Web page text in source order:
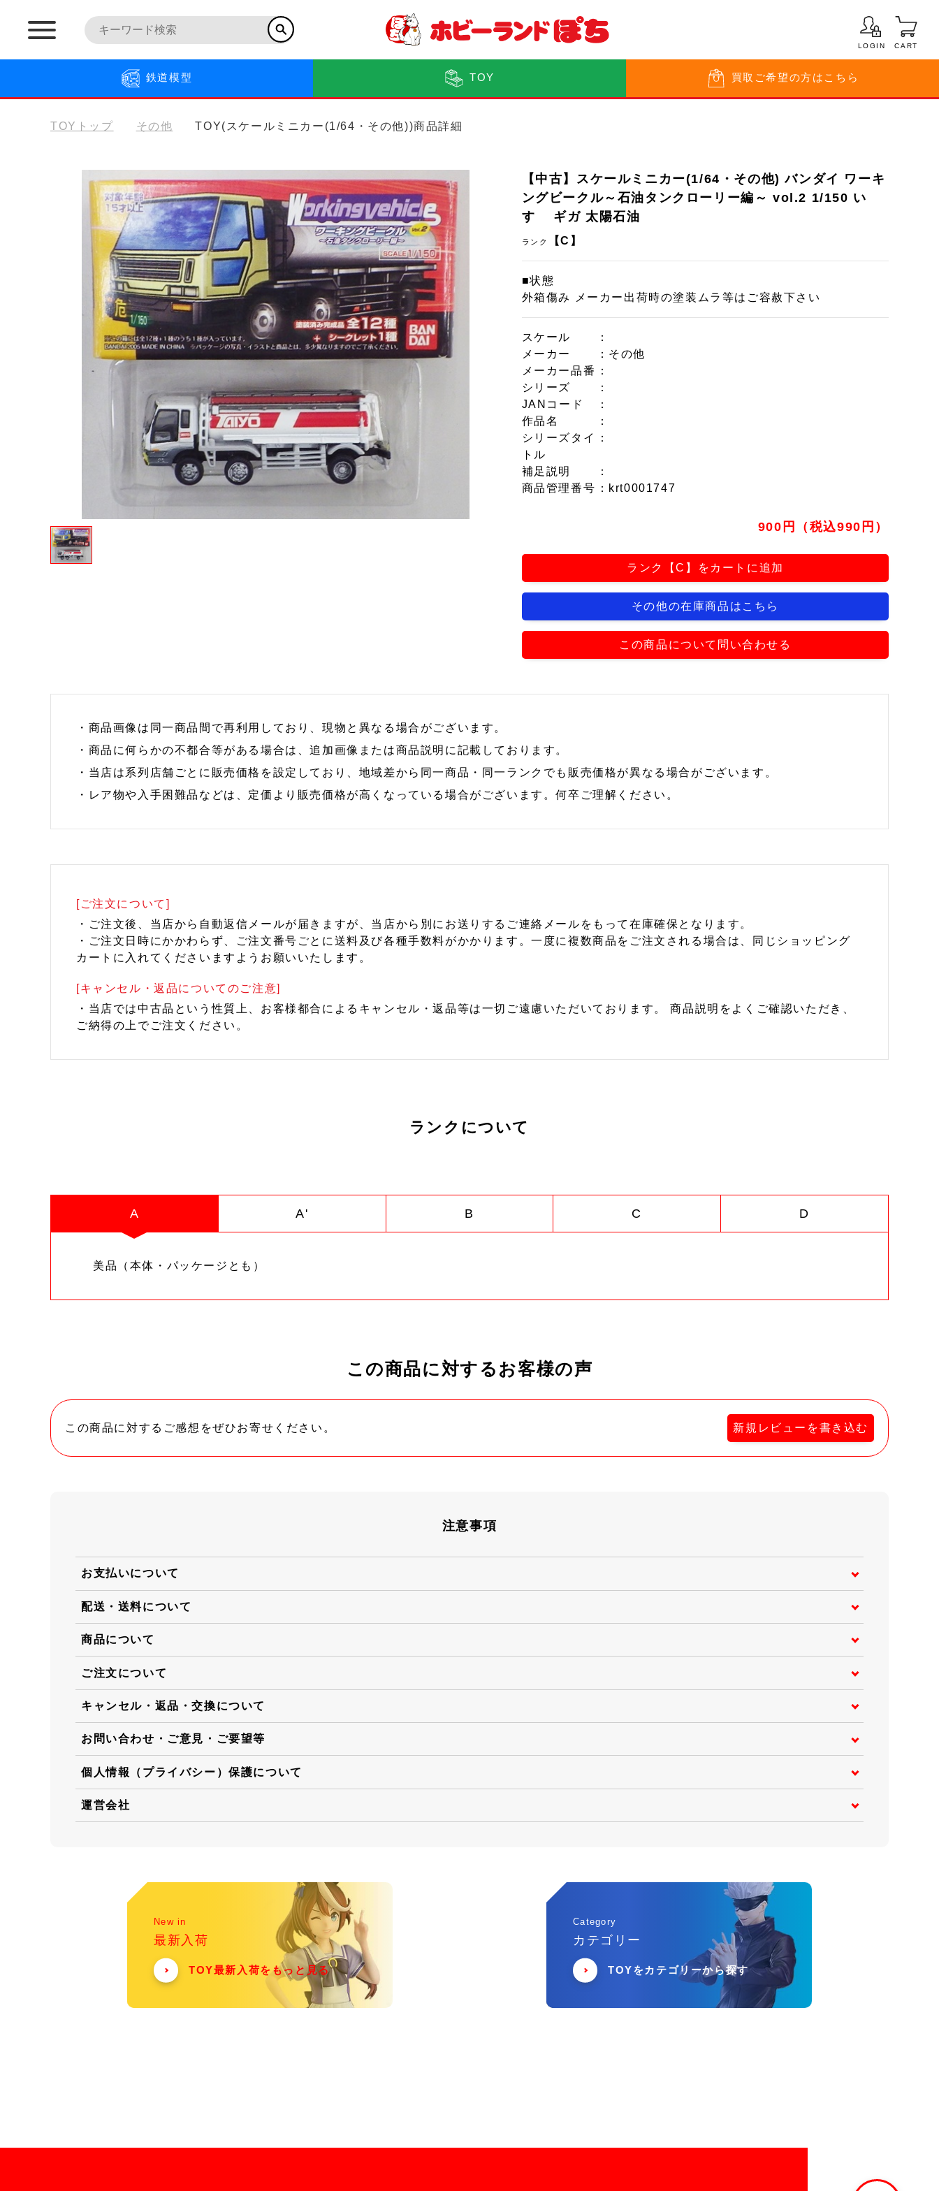
LOGIN CART
鉄道模型 TOY 買取 ご希望の方はこちら
TOYトップ その他 TOY(スケールミニカー(1/64・その他))商品詳細
【中古】スケールミニカー(1/64・その他) バンダイ ワーキ
ングビークル～石油タンクローリー編～ vol.2 1/150 い
すゞ ギガ 太陽石油
ランク 【C】
■状態
外箱傷み メーカー出荷時の塗装ムラ等はご容赦下さい
スケール
：
メーカー
：その他
メーカー品番
：
シリーズ
：
JANコード
：
作品名
：
シリーズタイ
トル
：
補足説明
：
商品管理番号 ：krt0001747
900円（税込990円）
ランク【C】をカートに追加
その他の在庫商品はこちら
この商品について問い合わせる
・商品画像は同一商品間で再利用しており、現物と異なる場合がございます。
・商品に何らかの不都合等がある場合は、追加画像または商品説明に記載しております。
・当店は系列店舗ごとに販売価格を設定しており、地域差から同一商品・同一ランクでも販売価格が異なる場合がございます。
・レア物や入手困難品などは、定価より販売価格が高くなっている場合がございます。何卒ご理解ください。
[ご注文について]
・ご注文後、当店から自動返信メールが届きますが、当店から別にお送りするご連絡メールをもって在庫確保となります。
・ご注文日時にかかわらず、ご注文番号ごとに送料及び各種手数料がかかります。一度に複数商品をご注文される場合は、同じショッピング
カートに入れてくださいますようお願いいたします。
[キャンセル・返品についてのご注意]
・当店では中古品という性質上、お客様都合によるキャンセル・返品等は一切ご遠慮いただいております。 商品説明をよくご確認いただき、
ご納得の上でご注文ください。
ランクについて
A A' B C D
美品（本体・パッケージとも）
この商品に対するお客様の声
この商品に対するご感想をぜひお寄せください。 新規レビューを書き込む
注意事項
お支払いについて
配送・送料について
商品について
ご注文について
キャンセル・返品・交換について
お問い合わせ・ご意見・ご要望等
個人情報（プライバシー）保護について
運営会社
New in
最新入荷
TOY最新入荷をもっと見る
Category
カテゴリー
TOYをカテゴリーから探す